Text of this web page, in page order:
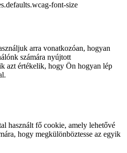
font-size
arra vonatkozóan, hogyan
számára nyújtott
azt értékelik, hogy Ön hogyan lép
használt fő cookie, amely lehetővé
hogy megkülönböztesse az egyik